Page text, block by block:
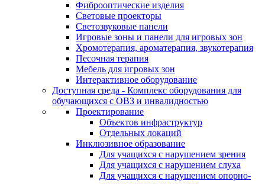
Фиброоптические изделия
Световые проекторы
Светозвуковые панели
Игровые зоны и панели для игровых зон
Хромотерапия, ароматерапия, звукотерапия
Песочная терапия
Мебель для игровых зон
Интерактивное оборудование
Доступная среда - Комплекс оборудования для
обучающихся с ОВЗ и инвалидностью
Проектирование
Объектов инфраструктур
Отдельных локаций
Инклюзивное образование
Для учащихся с нарушением зрения
Для учащихся с нарушением слуха
Для учащихся с нарушением опорно-